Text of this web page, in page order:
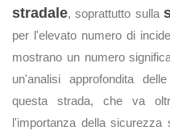
stradale, soprattutto sulla
per l'elevato numero di
mostrano un numero
un'analisi approfondita
questa strada, che va
l'importanza della sicurezza